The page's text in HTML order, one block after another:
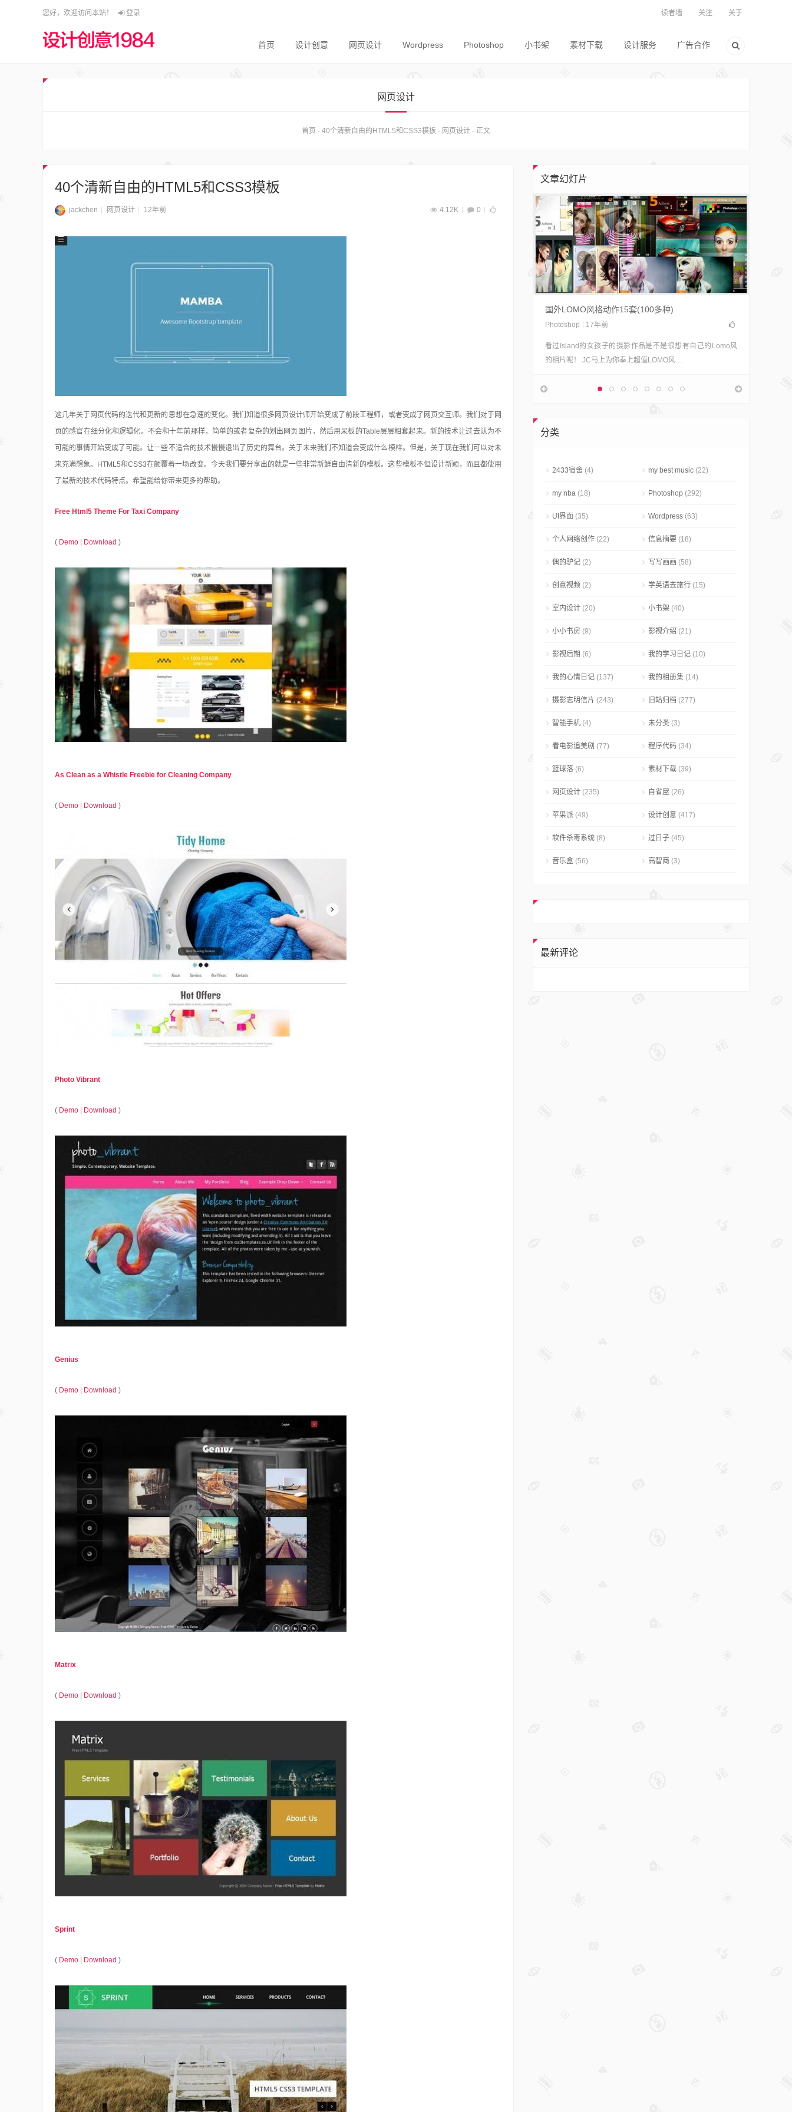
您好，欢迎访问本站！ 登录 读者墙 关注 关于
首页 设计创意 网页设计 Wordpress Photoshop 小书架 素材下载 设计服务 广告合作
网页设计
首页 - 40个清新自由的HTML5和CSS3模板 - 网页设计 - 正文
40个清新自由的HTML5和CSS3模板
jackchen 网页设计 12年前 4.12K 0
这几年关于网页代码的迭代和更新的思想在急速的变化。我们知道很多网页设计师开始变成了前段工程师，或者变成了网页交互师。我们对于网
页的感官在细分化和逻辑化。不会和十年前那样，简单的或者复杂的划出网页图片，然后用呆板的Table层层相套起来。新的技术让过去认为不
可能的事情开始变成了可能。让一些不适合的技术慢慢退出了历史的舞台。关于未来我们不知道会变成什么模样。但是，关于现在我们可以对未
来充满想象。HTML5和CSS3在颠覆着一场改变。今天我们要分享出的就是一些非常新鲜自由清新的模板。这些模板不但设计新颖，而且都使用
了最新的技术代码特点。希望能给你带来更多的帮助。
Free Html5 Theme For Taxi Company
( Demo Download )
As Clean as a Whistle Freebie for Cleaning Company
( Demo Download )
Photo Vibrant
( Demo Download )
Genius
( Demo Download )
Matrix
( Demo Download )
Sprint
( Demo Download )
文章幻灯片
在我们对图片进行设计处理时用的最多最广泛的应该就是
国外LOMO风格动作15套(100多种)
Photoshop 17年前
看过Island的女孩子的摄影作品是不是很想有自己的Lomo风
的相片呢！ JC马上为你奉上超值LOMO风…
分类
2433宿舍 (4) my best music (22)
my nba (18) Photoshop (292)
UI界面 (35) Wordpress (63)
个人网络创作 (22) 信息摘要 (18)
偶的驴记 (2) 写写画画 (58)
创意视频 (2) 学英语去旅行 (15)
室内设计 (20) 小书架 (40)
小小书房 (9) 影视介绍 (21)
影视后期 (6) 我的学习日记 (10)
我的心情日记 (137) 我的相册集 (14)
摄影志明信片 (243) 旧站归档 (277)
智能手机 (4) 未分类 (3)
看电影追美剧 (77) 程序代码 (34)
篮球落 (6) 素材下载 (39)
网页设计 (235) 自省屋 (26)
苹果派 (49) 设计创意 (417)
软件杀毒系统 (8) 过日子 (45)
音乐盒 (56) 高智商 (3)
最新评论